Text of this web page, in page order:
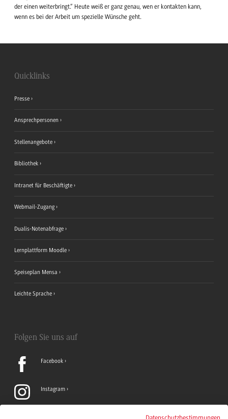
der einen weiterbringt.“ Heute weiß er ganz genau, wen er kontakten kann,
wenn es bei der Arbeit um spezielle Wünsche geht.
Quicklinks
Presse
Ansprechpersonen
Stellenangebote
Bibliothek
Intranet für Beschäftigte
Webmail-Zugang
Dualis-Notenabfrage
Lernplattform Moodle
Speiseplan Mensa
Leichte Sprache
Folgen Sie uns auf
Facebook
Instagram